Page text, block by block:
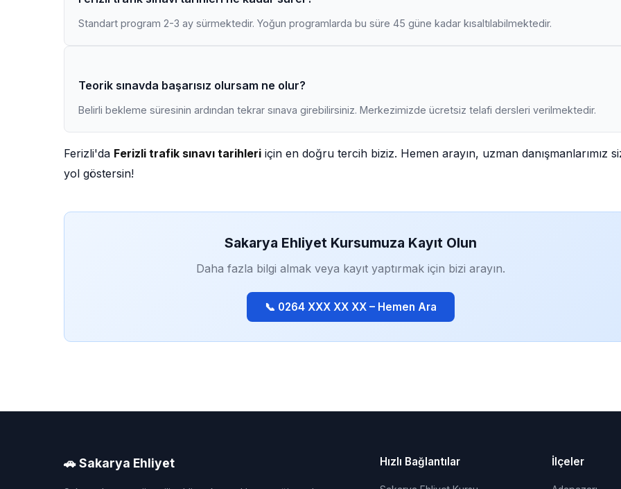
Standart program 2-3 ay sürmektedir. Yoğun programlarda bu süre 45 güne kadar kısaltılabilmektedir.
Teorik sınavda başarısız olursam ne olur?
Belirli bekleme süresinin ardından tekrar sınava girebilirsiniz. Merkezimizde ücretsiz telafi dersleri verilmektedir.
Ferizli'da Ferizli trafik sınavı tarihleri için en doğru tercih biziz. Hemen arayın, uzman danışmanlarımız
yol göstersin!
Sakarya Ehliyet Kursumuza Kayıt Olun
Daha fazla bilgi almak veya kayıt yaptırmak için bizi arayın.
📞 0264 XXX XX XX – Hemen Ara
🚗 Sakarya Ehliyet Hızlı Bağlantılar İlçeler